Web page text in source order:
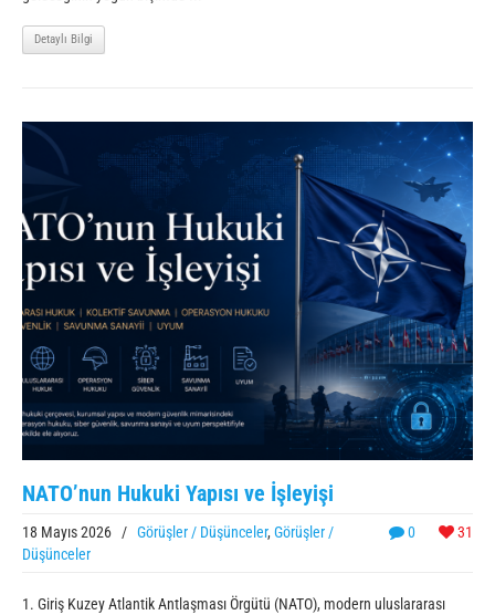
Detaylı Bilgi
NATO’nun Hukuki Yapısı ve İşleyişi
0 31
18 Mayıs 2026 / Görüşler / Düşünceler, Görüşler /
Düşünceler
1. Giriş Kuzey Atlantik Antlaşması Örgütü (NATO), modern uluslararası